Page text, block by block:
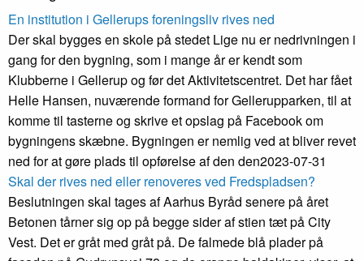
En institution i Gellerups foreningsliv rives ned
Der skal bygges en skole på stedet Lige nu er nedrivningen i
gang for den bygning, som i mange år er kendt som
Klubberne i Gellerup og før det Aktivitetscentret. Det har fået
Helle Hansen, nuværende formand for Gellerupparken, til at
komme til tasterne og skrive et opslag på Facebook om
bygningens skæbne. Bygningen er nemlig ved at bliver revet
ned for at gøre plads til opførelse af den den2023-07-31
Skal der rives ned eller renoveres ved Fredspladsen?
Beslutningen skal tages af Aarhus Byråd senere på året
Betonen tårner sig op på begge sider af stien tæt på City
Vest. Det er gråt med gråt på. De falmede blå plader på